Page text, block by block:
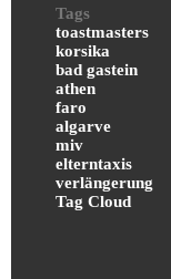
Tags
toastmasters
korsika
bad gastein
athen
faro
algarve
miv
elterntaxis
verlängerung
Tag Cloud